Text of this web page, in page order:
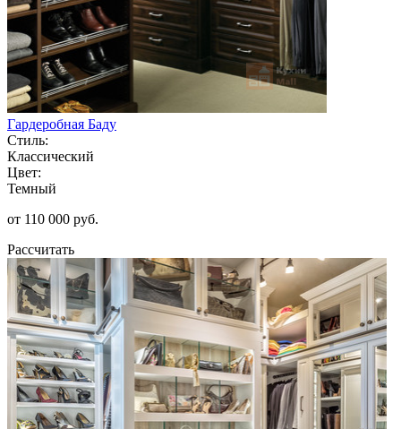
Гардеробная Баду
Стиль:
Классический
Цвет:
Темный
от 110 000 руб.
Рассчитать